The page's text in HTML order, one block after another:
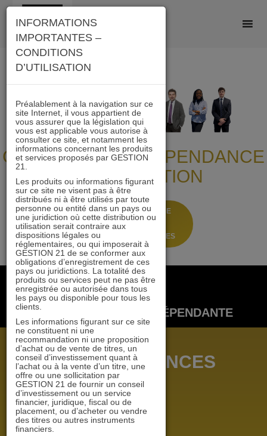
Skip
content
GESTION 21 : INDÉPENDANCE
ET CONVICTION
LA VALUE DANS UNE
ALLOCATION,
PAR SERGE DAROLLES
GESTION 21
SOCIÉTÉ DE GESTION INDÉPENDANTE
VL ET PERFORMANCES
INFORMATIONS
IMPORTANTES –
CONDITIONS
D’UTILISATION
Préalablement à la navigation sur ce
site Internet, il vous appartient de
vous assurer que la législation qui
vous est applicable vous autorise à
consulter ce site, et notamment les
informations concernant les produits
et services proposés par GESTION
21.
Les produits ou informations figurant
sur ce site ne visent pas à être
distribués ni à être utilisés par toute
personne ou entité dans un pays ou
une juridiction où cette distribution ou
utilisation serait contraire aux
dispositions légales ou
réglementaires, ou qui imposerait à
GESTION 21 de se conformer aux
obligations d’enregistrement de ces
pays ou juridictions. La totalité des
produits ou services peut ne pas être
enregistrée ou autorisée dans tous
les pays ou disponible pour tous les
clients.
Les informations figurant sur ce site
ne constituent ni une
recommandation ni une proposition
d’achat ou de vente de titres, un
conseil d’investissement quant à
l’achat ou à la vente d’un titre, une
offre ou une sollicitation par
GESTION 21 de fournir un conseil
d’investissement ou un service
financier, juridique, fiscal ou de
placement, ou d’acheter ou vendre
des titres ou autres instruments
financiers.